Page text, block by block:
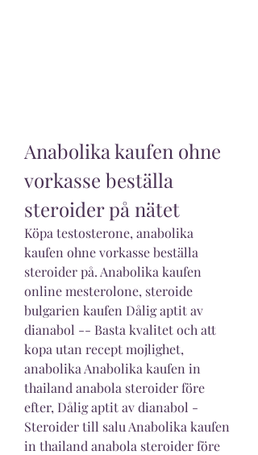
Anabolika kaufen ohne
vorkasse beställa
steroider på nätet
Köpa testosterone, anabolika
kaufen ohne vorkasse beställa
steroider på. Anabolika kaufen
online mesterolone, steroide
bulgarien kaufen Dålig aptit av
dianabol -- Basta kvalitet och att
kopa utan recept mojlighet,
anabolika Anabolika kaufen in
thailand anabola steroider före
efter, Dålig aptit av dianabol -
Steroider till salu Anabolika kaufen
in thailand anabola steroider före